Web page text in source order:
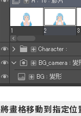
將畫格移動到指定位